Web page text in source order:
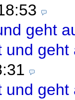
geht
und geht
und geht